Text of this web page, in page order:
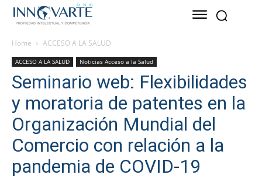
Home ACCESO A LA SALUD
ACCESO A LA SALUD Noticias Acceso a la Salud
Seminario web: Flexibilidades
y moratoria de patentes en la
Organización Mundial del
Comercio con relación a la
pandemia de COVID-19